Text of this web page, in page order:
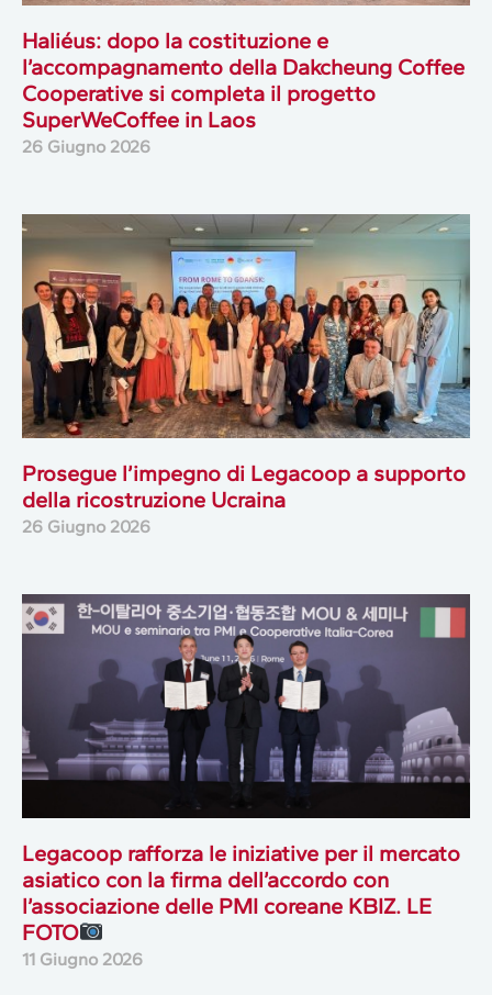
Haliéus: dopo la costituzione e
l’accompagnamento della Dakcheung Coffee
Cooperative si completa il progetto
SuperWeCoffee in Laos
26 Giugno 2026
Prosegue l’impegno di Legacoop a supporto
della ricostruzione Ucraina
26 Giugno 2026
Legacoop rafforza le iniziative per il mercato
asiatico con la firma dell’accordo con
l’associazione delle PMI coreane KBIZ. LE
FOTO
11 Giugno 2026